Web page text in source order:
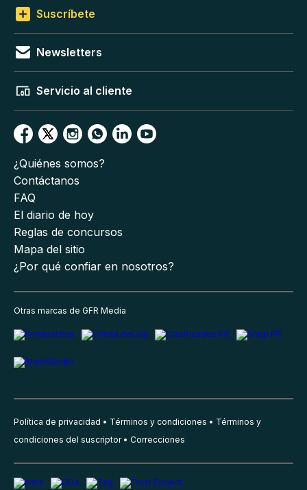
Suscríbete
Newsletters
Servicio al cliente
¿Quiénes somos?
Contáctanos
FAQ
El diario de hoy
Reglas de concursos
Mapa del sitio
¿Por qué confiar en nosotros?
Otras marcas de GFR Media
Política de privacidad Términos y condiciones
Términos y
condiciones del suscriptor
Correcciones